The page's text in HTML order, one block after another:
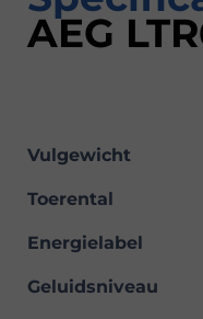
AEG
Vulgewicht
Toerental
Energielabel
Geluidsniveau